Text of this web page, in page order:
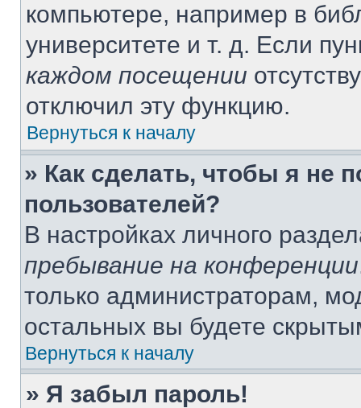
компьютере, например в
университете и т. д. Если
каждом посещении
отключил эту функцию.
Вернуться к началу
» Как сделать, чтобы я не
пользователей?
В настройках личного
пребывание на конференции
только администраторам,
остальных вы будете
Вернуться к началу
» Я забыл пароль!